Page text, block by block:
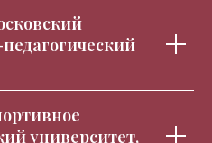
университет,